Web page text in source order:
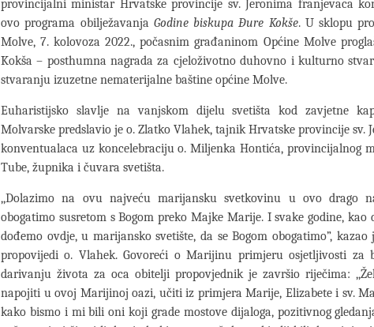
provincijalni ministar Hrvatske provincije sv. Jeronima franjevaca
ovo programa obilježavanja Godine biskupa Đure Kokše. U sklopu
Molve, 7. kolovoza 2022., počasnim građaninom Općine Molve
Kokša – posthumna nagrada za cjeloživotno duhovno i kulturno
stvaranju izuzetne nematerijalne baštine općine Molve.
Euharistijsko slavlje na vanjskom dijelu svetišta kod zavjetne
Molvarske predslavio je o. Zlatko Vlahek, tajnik Hrvatske provincije sv.
konventualaca uz koncelebraciju o. Miljenka Hontića, provincijalnog
Tube, župnika i čuvara svetišta.
,,Dolazimo na ovu najveću marijansku svetkovinu u ovo drago
obogatimo susretom s Bogom preko Majke Marije. I svake godine, kao
dođemo ovdje, u marijansko svetište, da se Bogom obogatimo”,
propovijedi o. Vlahek. Govoreći o Marijinu primjeru osjetljivosti za
darivanju života za oca obitelji propovjednik je završio riječima:
napojiti u ovoj Marijinoj oazi, učiti iz primjera Marije, Elizabete i sv.
kako bismo i mi bili oni koji grade mostove dijaloga, pozitivnog